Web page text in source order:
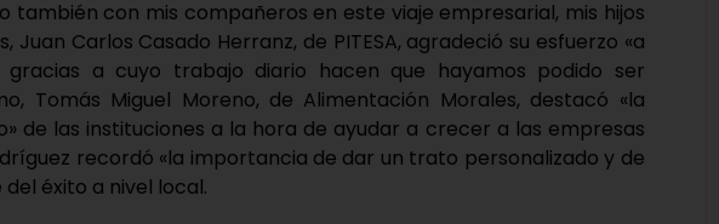
también con mis compañeros en este viaje empresarial, mis hijos
Juan Carlos Casado Herranz, de PITESA, agradeció su esfuerzo «a
gracias a cuyo trabajo diario hacen que hayamos podido ser
Tomás Miguel Moreno, de Alimentación Morales, destacó «la
de las instituciones a la hora de ayudar a crecer a las empresas
recordó «la importancia de dar un trato personalizado y de
éxito a nivel local.